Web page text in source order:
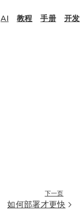
AI 教程 手册 开发
下一页
如何部署才更快